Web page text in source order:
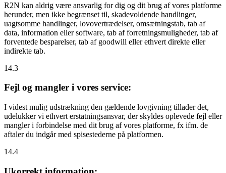
R2N kan aldrig være ansvarlig for dig og dit brug af vores platforme
herunder, men ikke begrænset til, skadevoldende handlinger,
uagtsomme handlinger, lovovertrædelser, omsætningstab, tab af
data, information eller software, tab af forretningsmuligheder, tab af
forventede besparelser, tab af goodwill eller ethvert direkte eller
indirekte tab.
14.3
Fejl og mangler i vores service:
I videst mulig udstrækning den gældende lovgivning tillader det,
udelukker vi ethvert erstatningsansvar, der skyldes oplevede fejl eller
mangler i forbindelse med dit brug af vores platforme, fx ifm. de
aftaler du indgår med spisestederne på platformen.
14.4